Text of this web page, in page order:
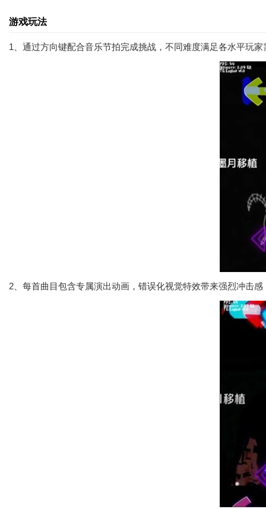
游戏玩法
1、通过方向键配合音乐节拍完成挑战，不同难度满足各水平玩家
2、每首曲目包含专属演出动画，错误化视觉特效带来强烈冲击感